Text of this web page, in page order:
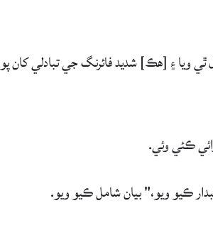
ويا ۽ [هڪ] شديد فائرنگ جي تبادلي کان
ڪئي وئي.
ڪيو ويو،" بيان شامل ڪيو ويو.